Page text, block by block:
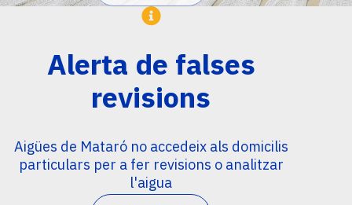
Alerta de falses
revisions
Aigües de Mataró no accedeix als domicilis
particulars per a fer revisions o analitzar
l'aigua